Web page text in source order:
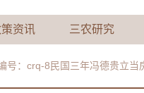
资讯 三农研究
号：crq-8民国三年冯德贵立当